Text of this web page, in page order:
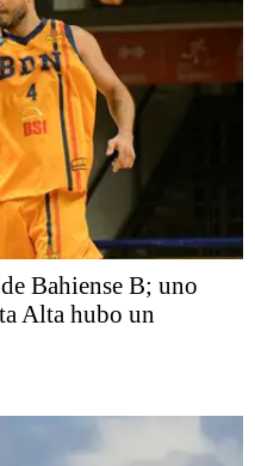
Bahiense B; uno
Alta hubo un